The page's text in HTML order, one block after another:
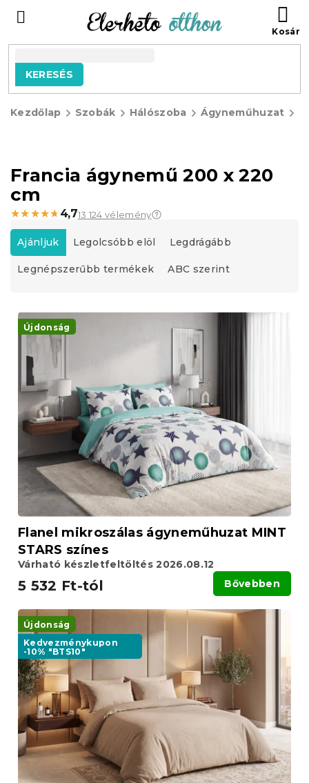
tartalomhoz
KERESÉS
Kezdőlap Szobák Hálószoba Ágyneműhuzat
Francia ágynemű 200 x 220
cm
★★★★★
★★★★★ 4,713 124 vélemény
T
e
r
m
e
k
d
e
e
Ajánljuk Legolcsóbb elöl Legdrágább
Legnépszerűbb termékek ABC szerint
T
e
k
Újdonság
Flanel mikroszálas ágyneműhuzat MINT
STARS színes
Várható készletfeltöltés 2026.08.12
5 532 Ft-tól Bővebben
Újdonság
Kedvezménykupon
-10% "BTS10"